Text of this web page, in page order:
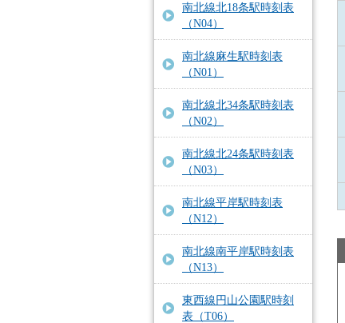
南北線北18条駅時刻表
（N04）
南北線麻生駅時刻表
（N01）
南北線北34条駅時刻表
（N02）
南北線北24条駅時刻表
（N03）
南北線平岸駅時刻表
（N12）
南北線南平岸駅時刻表
（N13）
東西線円山公園駅時刻
表（T06）